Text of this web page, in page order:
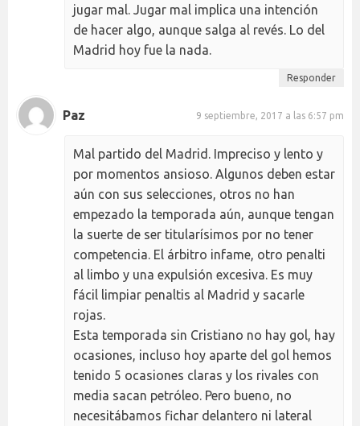
jugar mal. Jugar mal implica una intención
de hacer algo, aunque salga al revés. Lo del
Madrid hoy fue la nada.
Responder
Paz 9 septiembre, 2017 a las 6:57 pm
Mal partido del Madrid. Impreciso y lento y
por momentos ansioso. Algunos deben estar
aún con sus selecciones, otros no han
empezado la temporada aún, aunque tengan
la suerte de ser titularísimos por no tener
competencia. El árbitro infame, otro penalti
al limbo y una expulsión excesiva. Es muy
fácil limpiar penaltis al Madrid y sacarle
rojas.
Esta temporada sin Cristiano no hay gol, hay
ocasiones, incluso hoy aparte del gol hemos
tenido 5 ocasiones claras y los rivales con
media sacan petróleo. Pero bueno, no
necesitábamos fichar delantero ni lateral